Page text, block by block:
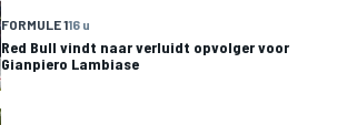
FORMULE 116 u
Red Bull vindt naar verluidt opvolger voor
Gianpiero Lambiase